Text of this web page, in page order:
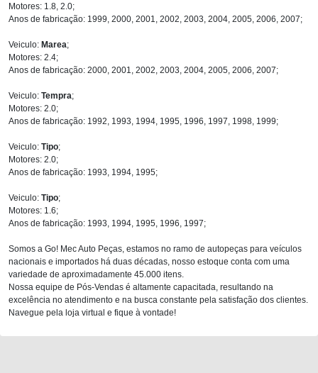
Motores: 1.8, 2.0;
Anos de fabricação: 1999, 2000, 2001, 2002, 2003, 2004, 2005, 2006, 2007;
Veiculo: Marea;
Motores: 2.4;
Anos de fabricação: 2000, 2001, 2002, 2003, 2004, 2005, 2006, 2007;
Veiculo: Tempra;
Motores: 2.0;
Anos de fabricação: 1992, 1993, 1994, 1995, 1996, 1997, 1998, 1999;
Veiculo: Tipo;
Motores: 2.0;
Anos de fabricação: 1993, 1994, 1995;
Veiculo: Tipo;
Motores: 1.6;
Anos de fabricação: 1993, 1994, 1995, 1996, 1997;
Somos a Go! Mec Auto Peças, estamos no ramo de autopeças para veículos
nacionais e importados há duas décadas, nosso estoque conta com uma
variedade de aproximadamente 45.000 itens.
Nossa equipe de Pós-Vendas é altamente capacitada, resultando na
excelência no atendimento e na busca constante pela satisfação dos clientes.
Navegue pela loja virtual e fique à vontade!